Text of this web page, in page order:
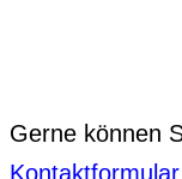
Gerne können
Kontaktformular